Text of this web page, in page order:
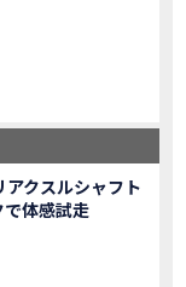
合同周年祭レポート
デル HAWK 11を発売！
ダックス125を発売！
ル紹介
松阪【ホンダ二輪車専門店】
鈴鹿【ホンダ二輪車専門店】
部変更し発売!
ーション を一部変更し発売!
新色を追加し発表！
アクスルシャフト
体感試走